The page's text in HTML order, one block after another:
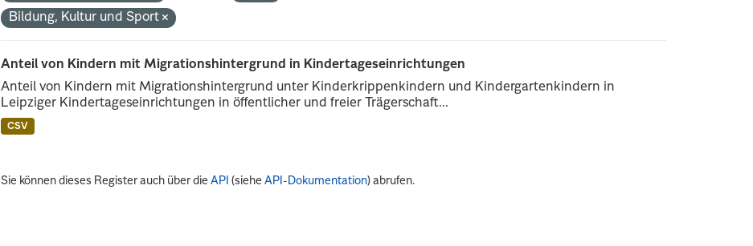
Bildung, Kultur und Sport
Anteil von Kindern mit Migrationshintergrund in Kindertageseinrichtungen
Anteil von Kindern mit Migrationshintergrund unter Kinderkrippenkindern und Kindergartenkindern in
Leipziger Kindertageseinrichtungen in öffentlicher und freier Trägerschaft...
CSV
Sie können dieses Register auch über dieAPI (sieheAPI-Dokumentation) abrufen.